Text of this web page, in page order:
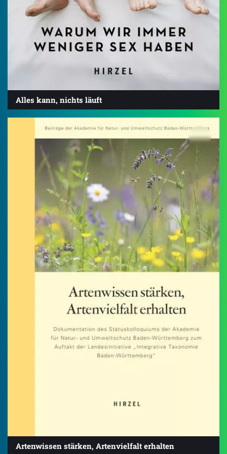
Alles kann, nichts läuft
Artenwissen stärken, Artenvielfalt erhalten